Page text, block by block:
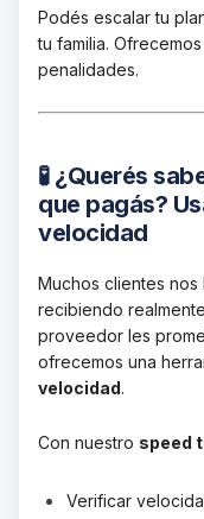
Podés escalar tu
tu familia.
penalidades.
🧪 ¿Querés
que pagás?
velocidad
Muchos clientes
recibiendo
proveedor les
ofrecemos una
velocidad.
Con nuestro speed
Verificar